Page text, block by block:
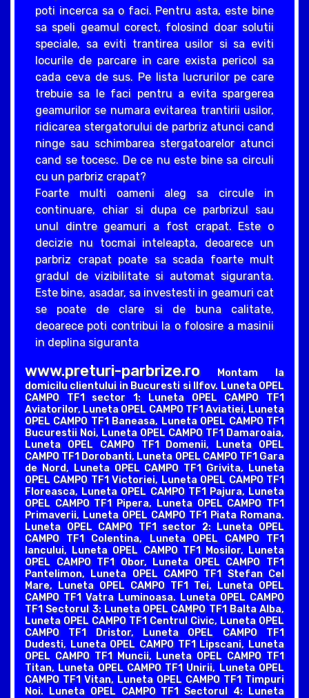
poti incerca sa o faci. Pentru asta, este bine
sa speli geamul corect, folosind doar solutii
speciale, sa eviti trantirea usilor si sa eviti
locurile de parcare in care exista pericol sa
cada ceva de sus. Pe lista lucrurilor pe care
trebuie sa le faci pentru a evita spargerea
geamurilor se numara evitarea trantirii usilor,
ridicarea stergatorului de parbriz atunci cand
ninge sau schimbarea stergatoarelor atunci
cand se tocesc. De ce nu este bine sa circuli
cu un parbriz crapat?
Foarte multi oameni aleg sa circule in
continuare, chiar si dupa ce parbrizul sau
unul dintre geamuri a fost crapat. Este o
decizie nu tocmai inteleapta, deoarece un
parbriz crapat poate sa scada foarte mult
gradul de vizibilitate si automat siguranta.
Este bine, asadar, sa investesti in geamuri cat
se poate de clare si de buna calitate,
deoarece poti contribui la o folosire a masinii
in deplina siguranta
www.preturi-parbrize.roMontam la
domicilu clientului in Bucuresti si Ilfov. Luneta OPEL
CAMPO TF1 sector 1: Luneta OPEL CAMPO TF1
Aviatorilor, Luneta OPEL CAMPO TF1 Aviatiei, Luneta
OPEL CAMPO TF1 Baneasa, Luneta OPEL CAMPO TF1
Bucurestii Noi, Luneta OPEL CAMPO TF1 Damaroaia,
Luneta OPEL CAMPO TF1 Domenii, Luneta OPEL
CAMPO TF1 Dorobanti, Luneta OPEL CAMPO TF1 Gara
de Nord, Luneta OPEL CAMPO TF1 Grivita, Luneta
OPEL CAMPO TF1 Victoriei, Luneta OPEL CAMPO TF1
Floreasca, Luneta OPEL CAMPO TF1 Pajura, Luneta
OPEL CAMPO TF1 Pipera, Luneta OPEL CAMPO TF1
Primaverii, Luneta OPEL CAMPO TF1 Piata Romana.
Luneta OPEL CAMPO TF1 sector 2: Luneta OPEL
CAMPO TF1 Colentina, Luneta OPEL CAMPO TF1
Iancului, Luneta OPEL CAMPO TF1 Mosilor, Luneta
OPEL CAMPO TF1 Obor, Luneta OPEL CAMPO TF1
Pantelimon, Luneta OPEL CAMPO TF1 Stefan Cel
Mare, Luneta OPEL CAMPO TF1 Tei, Luneta OPEL
CAMPO TF1 Vatra Luminoasa. Luneta OPEL CAMPO
TF1 Sectorul 3: Luneta OPEL CAMPO TF1 Balta Alba,
Luneta OPEL CAMPO TF1 Centrul Civic, Luneta OPEL
CAMPO TF1 Dristor, Luneta OPEL CAMPO TF1
Dudesti, Luneta OPEL CAMPO TF1 Lipscani, Luneta
OPEL CAMPO TF1 Muncii, Luneta OPEL CAMPO TF1
Titan, Luneta OPEL CAMPO TF1 Unirii, Luneta OPEL
CAMPO TF1 Vitan, Luneta OPEL CAMPO TF1 Timpuri
Noi. Luneta OPEL CAMPO TF1 Sectorul 4: Luneta